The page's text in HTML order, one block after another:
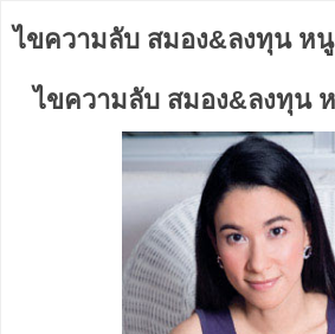
ไขความลับ สมอง&ลงทุน ห
ไขความลับ สมอง&ลงทุน